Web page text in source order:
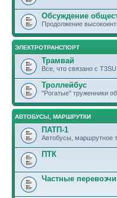
Обсуждение
Продолжение
ЭЛЕКТРОТРАНСПОРТ
Трамвай
Все, что связано с
Троллейбус
"Рогатые" труженники
АВТОБУСЫ, МАРШРУТКИ
ПАТП-1
Автобусы, маршрутное
ПТК
Частные